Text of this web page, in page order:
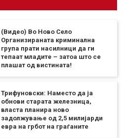
(Видео) Во Ново Село
Организираната криминална
група прати насилници да ги
тепаат младите – затоа што се
плашат од вистината!
Трифуновски: Наместо да ја
обнови старата железница,
власта планира ново
задолжување од 2,5 милијарди
евра на грбот на граѓаните